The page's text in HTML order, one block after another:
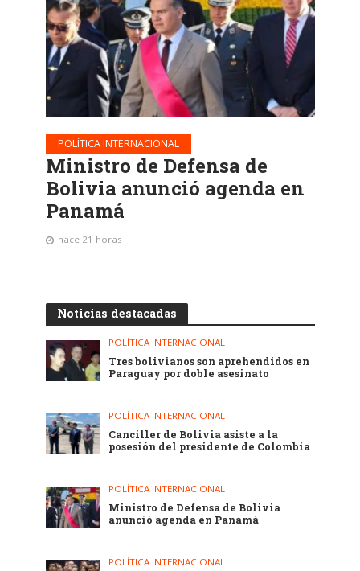
POLÍTICA INTERNACIONAL
Ministro de Defensa de
Bolivia anunció agenda en
Panamá
hace 21 horas
Noticias destacadas
POLÍTICA INTERNACIONAL
Tres bolivianos son aprehendidos en
Paraguay por doble asesinato
POLÍTICA INTERNACIONAL
Canciller de Bolivia asiste a la
posesión del presidente de Colombia
POLÍTICA INTERNACIONAL
Ministro de Defensa de Bolivia
anunció agenda en Panamá
POLÍTICA INTERNACIONAL